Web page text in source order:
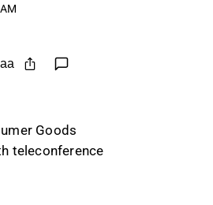
Goods
teleconference